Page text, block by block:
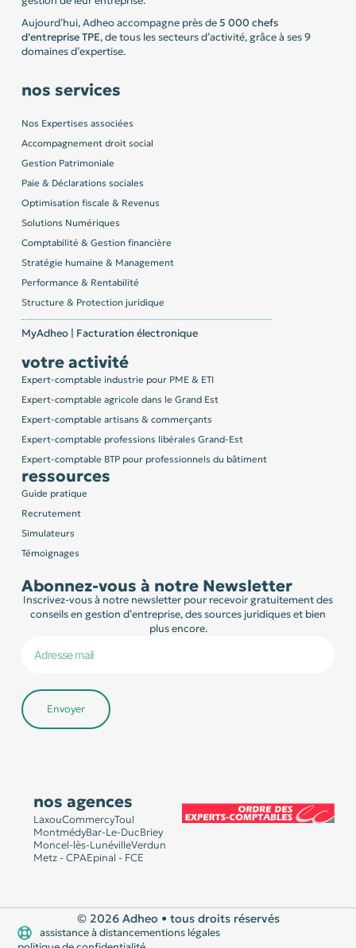
Aujourd’hui, Adheo accompagne près de5 000 chefs
d’entrepriseTPE, de tous les secteurs d’activité, grâce à ses 9
domaines d’expertise.
nos services
Nos Expertises associées
Accompagnement droit social
Gestion Patrimoniale
Paie & Déclarations sociales
Optimisation fiscale & Revenus
Solutions Numériques
Comptabilité & Gestion financière
Stratégie humaine & Management
Performance & Rentabilité
Structure & Protection juridique
MyAdheo | Facturation électronique
votre activité
Expert-comptable industrie pour PME & ETI
Expert-comptable agricole dans le Grand Est
Expert-comptable artisans & commerçants
Expert-comptable professions libérales Grand-Est
Expert-comptable BTP pour professionnels du bâtiment
ressources
Guide pratique
Recrutement
Simulateurs
Témoignages
Abonnez-vous à notre Newsletter
Inscrivez-vous à notre newsletter pour recevoir gratuitement des
conseils en gestion d’entreprise, des sources juridiques et bien
plus encore.
Envoyer
nos agences
LaxouCommercyToul
MontmédyBar-Le-DucBriey
Moncel-lès-LunévilleVerdun
Metz - CPAEpinal - FCE
© 2026 Adheo • tous droits réservés
assistance à distancementions légales